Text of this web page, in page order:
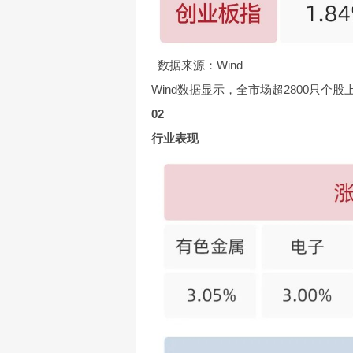
数据来源：Wind
Wind数据显示，全市场超2800只个股
02
行业表现